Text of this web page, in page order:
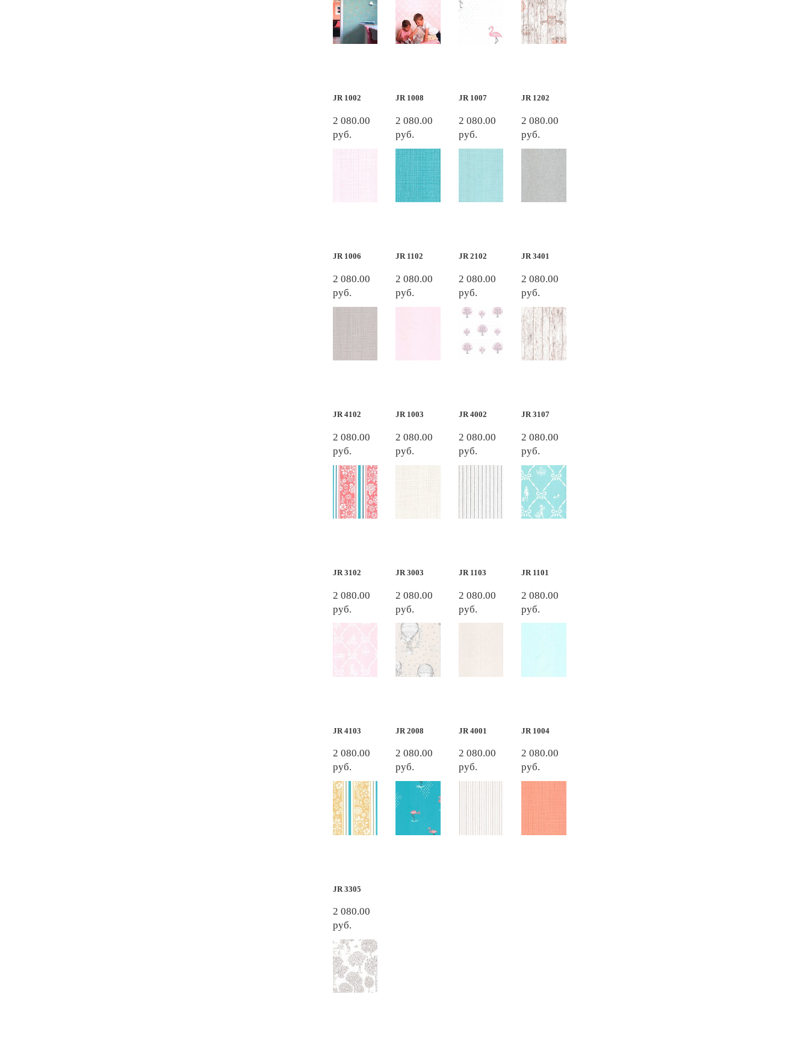
JR 1002
2 080.00
руб.
JR 1008
2 080.00
руб.
JR 1007
2 080.00
руб.
JR 1202
2 080.00
руб.
JR 1006
2 080.00
руб.
JR 1102
2 080.00
руб.
JR 2102
2 080.00
руб.
JR 3401
2 080.00
руб.
JR 4102
2 080.00
руб.
JR 1003
2 080.00
руб.
JR 4002
2 080.00
руб.
JR 3107
2 080.00
руб.
JR 3102
2 080.00
руб.
JR 3003
2 080.00
руб.
JR 1103
2 080.00
руб.
JR 1101
2 080.00
руб.
JR 4103
2 080.00
руб.
JR 2008
2 080.00
руб.
JR 4001
2 080.00
руб.
JR 1004
2 080.00
руб.
JR 3305
2 080.00
руб.